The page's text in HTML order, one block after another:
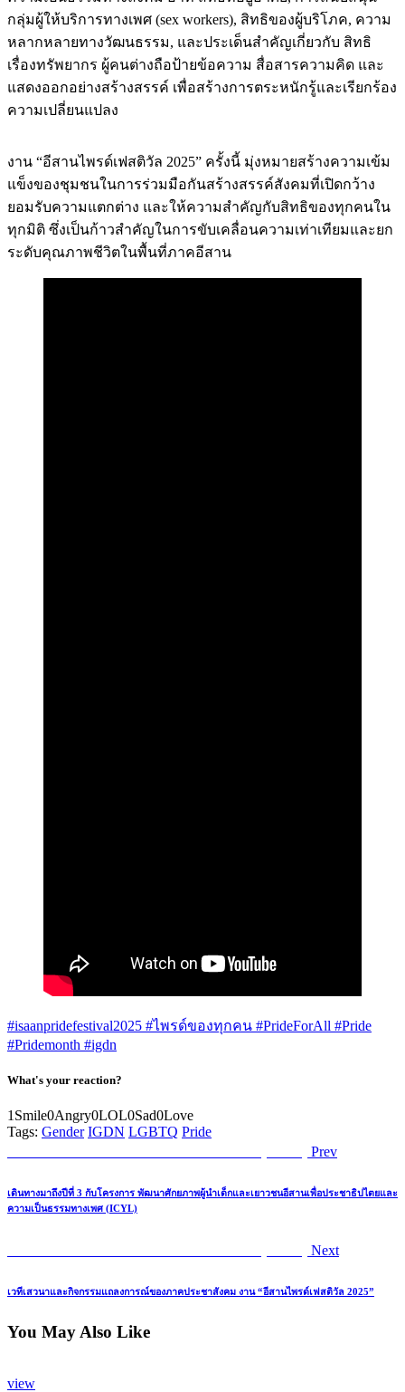
กลุ่มผู้ให้บริการทางเพศ (sex workers), สิทธิของผู้บริโภค, ความ
หลากหลายทางวัฒนธรรม, และประเด็นสำคัญเกี่ยวกับ สิทธิ
เรื่องทรัพยากร ผู้คนต่างถือป้ายข้อความ สื่อสารความคิด และ
แสดงออกอย่างสร้างสรรค์ เพื่อสร้างการตระหนักรู้และเรียกร้อง
ความเปลี่ยนแปลง
งาน “อีสานไพรด์เฟสติวัล 2025” ครั้งนี้ มุ่งหมายสร้างความเข้ม
แข็งของชุมชนในการร่วมมือกันสร้างสรรค์สังคมที่เปิดกว้าง
ยอมรับความแตกต่าง และให้ความสำคัญกับสิทธิของทุกคนใน
ทุกมิติ ซึ่งเป็นก้าวสำคัญในการขับเคลื่อนความเท่าเทียมและยก
ระดับคุณภาพชีวิตในพื้นที่ภาคอีสาน
#isaanpridefestival2025 #ไพรด์ของทุกคน #PrideForAll #Pride
#Pridemonth #igdn
What's your reaction?
1 Smile0Angry0LOL0Sad0Love
Tags: Gender IGDN LGBTQ Pride
Previous
post:
Prev
เดินทางมาถึงปีที่ 3 กับโครงการ พัฒนาศักยภาพผู้นำเด็กและเยาวชนอีสานเพื่อประชาธิปไตยและ
ความเป็นธรรมทางเพศ (ICYL)
Next
post:
Next
เวทีเสวนาและกิจกรรมแถลงการณ์ของภาคประชาสังคม งาน “อีสานไพรด์เฟสติวัล 2025”
You May Also Like
view